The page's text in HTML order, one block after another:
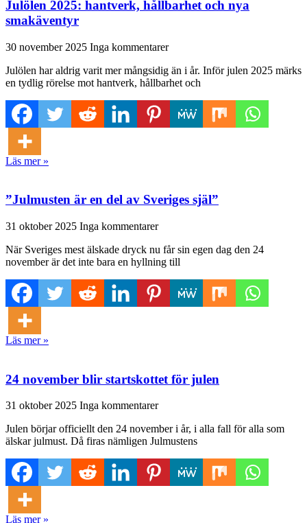
Julölen 2025: hantverk, hållbarhet och nya
smakäventyr
30 november 2025 Inga kommentarer
Julölen har aldrig varit mer mångsidig än i år. Inför julen 2025 märks
en tydlig rörelse mot hantverk, hållbarhet och
Läs mer »
”Julmusten är en del av Sveriges själ”
31 oktober 2025 Inga kommentarer
När Sveriges mest älskade dryck nu får sin egen dag den 24
november är det inte bara en hyllning till
Läs mer »
24 november blir startskottet för julen
31 oktober 2025 Inga kommentarer
Julen börjar officiellt den 24 november i år, i alla fall för alla som
älskar julmust. Då firas nämligen Julmustens
Läs mer »